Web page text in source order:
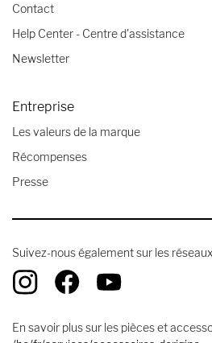
Contact
Help Center - Centre d'assistance
Newsletter
Entreprise
Les valeurs de la marque
Récompenses
Presse
Suivez-nous également sur les
En savoir plus sur les pièces et